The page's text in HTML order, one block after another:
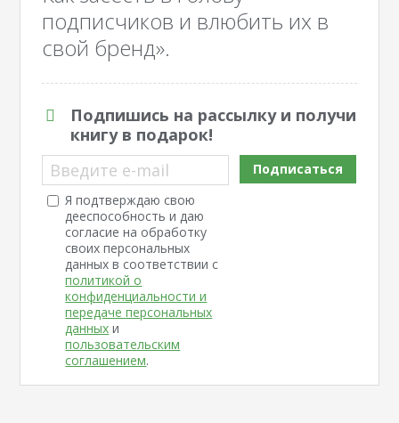
подписчиков и влюбить их в
свой бренд».
Подпишись на рассылку и получи
книгу в подарок!
Введите e-mail
Я подтверждаю свою
дееспособность и даю
согласие на обработку
своих персональных
данных в соответствии с
политикой о
конфиденциальности и
передаче персональных
данных и
пользовательским
соглашением.
Подписаться